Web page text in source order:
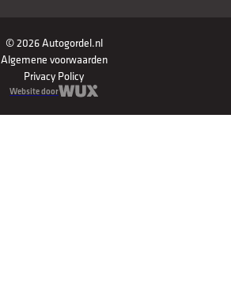
© 2026 Autogordel.nl
Algemene voorwaarden
Privacy Policy
Website door